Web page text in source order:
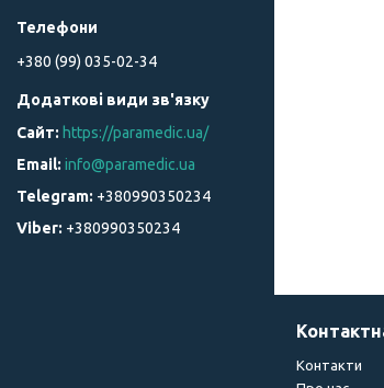
+380 (99) 035-02-34
https://paramedic.ua/
info@paramedic.ua
+380990350234
+380990350234
Контакти